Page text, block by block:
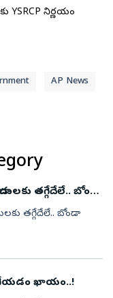
YSRCP నిర్ణయం
AP News
తగ్గేదేలే.. బోండా
తగ్గేదేలే.. బోండా
ఖాయం..!